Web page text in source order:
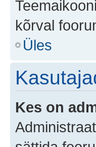
kõrval
Üles
Kes on